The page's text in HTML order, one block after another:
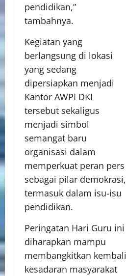
pendidikan,”
tambahnya.
Kegiatan yang
berlangsung di lokasi
yang sedang
dipersiapkan menjadi
Kantor AWPI DKI
tersebut sekaligus
menjadi simbol
semangat baru
organisasi dalam
memperkuat peran pers
sebagai pilar demokrasi,
termasuk dalam isu-isu
pendidikan.
Peringatan Hari Guru ini
diharapkan mampu
membangkitkan kembali
kesadaran masyarakat